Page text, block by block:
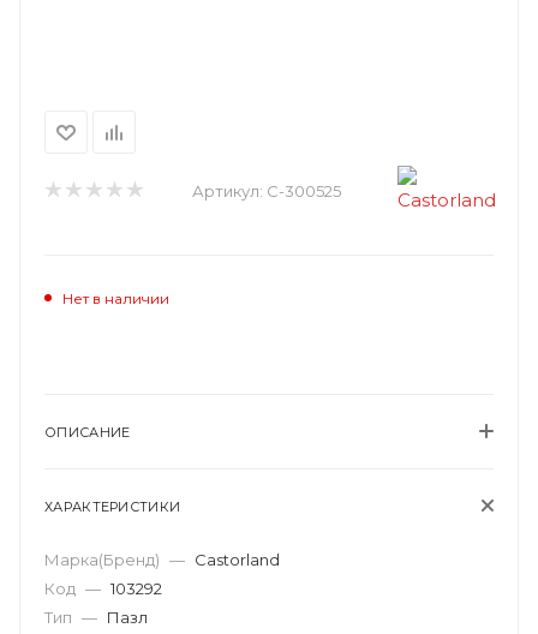
Артикул: C-300525
Нет в наличии
ОПИСАНИЕ
ХАРАКТЕРИСТИКИ
Марка(Бренд) — Castorland
Код — 103292
Тип — Пазл